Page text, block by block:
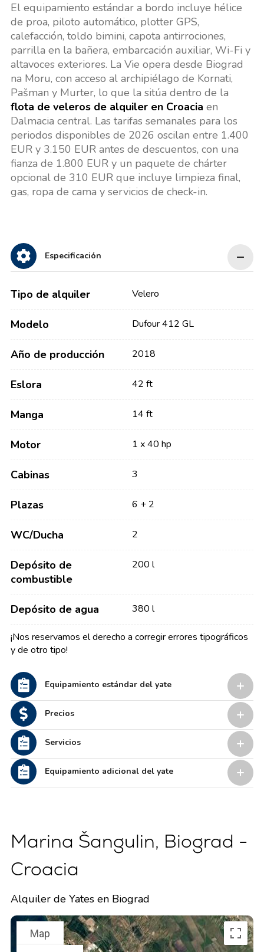
El equipamiento estándar a bordo incluye hélice
de proa, piloto automático, plotter GPS,
calefacción, toldo bimini, capota antirrociones,
parrilla en la bañera, embarcación auxiliar, Wi-Fi y
altavoces exteriores. La Vie opera desde Biograd
na Moru, con acceso al archipiélago de Kornati,
Pašman y Murter, lo que la sitúa dentro de la
flota de veleros de alquiler en Croacia en
Dalmacia central. Las tarifas semanales para los
periodos disponibles de 2026 oscilan entre 1.400
EUR y 3.150 EUR antes de descuentos, con una
fianza de 1.800 EUR y un paquete de chárter
opcional de 310 EUR que incluye limpieza final,
gas, ropa de cama y servicios de check-in.
Especificación
Tipo de alquiler Velero
Modelo Dufour 412 GL
Año de producción 2018
Eslora 42 ft
Manga 14 ft
Motor 1 x 40 hp
Cabinas 3
Plazas 6 + 2
WC/Ducha 2
Depósito de
combustible
200 l
Depósito de agua 380 l
¡Nos reservamos el derecho a corregir errores tipográficos
y de otro tipo!
Equipamiento estándar del yate
Precios
Servicios
Equipamiento adicional del yate
Marina Šangulin, Biograd -
Croacia
Alquiler de Yates en Biograd
Map